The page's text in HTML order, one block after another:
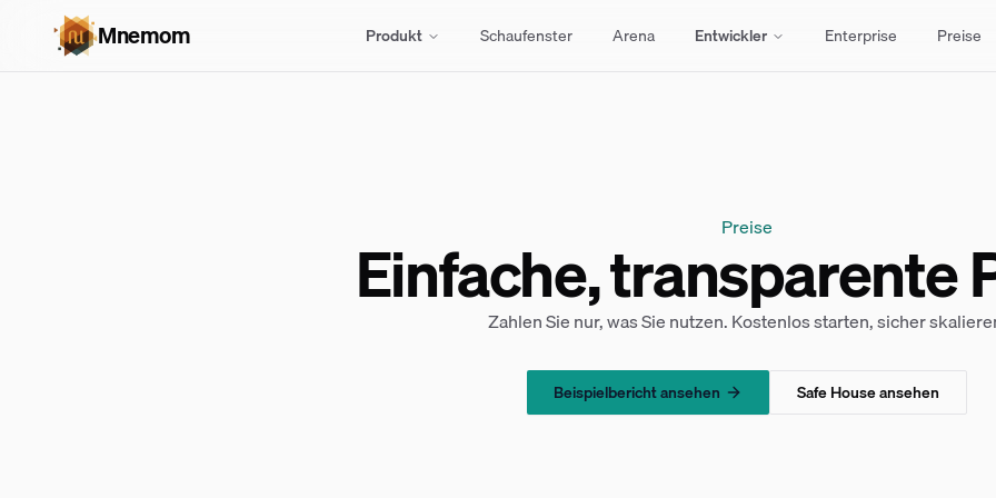
Mnemom Produkt Schaufenster Arena Entwickler Enterprise Preise
Preise
Einfache, transparente
Zahlen Sie nur, was Sie nutzen. Kostenlos starten, sicher
Beispielbericht ansehen Safe House ansehen